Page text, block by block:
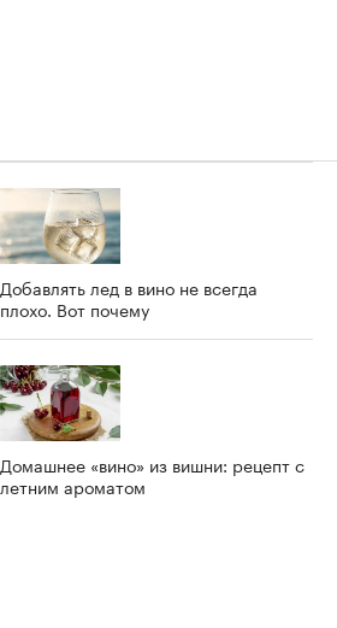
Добавлять лед в вино не всегда
плохо. Вот почему
Домашнее «вино» из вишни: рецепт с
летним ароматом